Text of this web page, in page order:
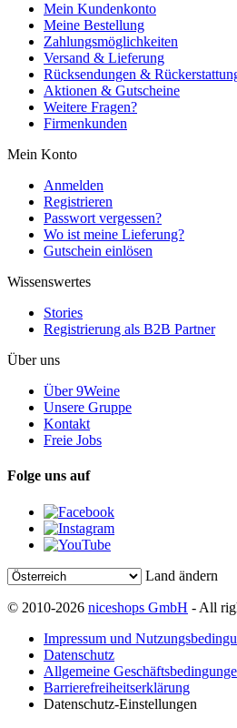
Mein Kundenkonto
Meine Bestellung
Zahlungsmöglichkeiten
Versand & Lieferung
Rücksendungen &
Aktionen & Gutscheine
Weitere Fragen?
Firmenkunden
Mein Konto
Anmelden
Registrieren
Passwort vergessen?
Wo ist meine Lieferung?
Gutschein einlösen
Wissenswertes
Stories
Registrierung als B2B Partner
Über uns
Über 9Weine
Unsere Gruppe
Kontakt
Freie Jobs
Folge uns auf
Land ändern
© 2010-2026 niceshops GmbH - All
Impressum und
Datenschutz
Allgemeine
Barrierefreiheitserklärung
Datenschutz-Einstellungen